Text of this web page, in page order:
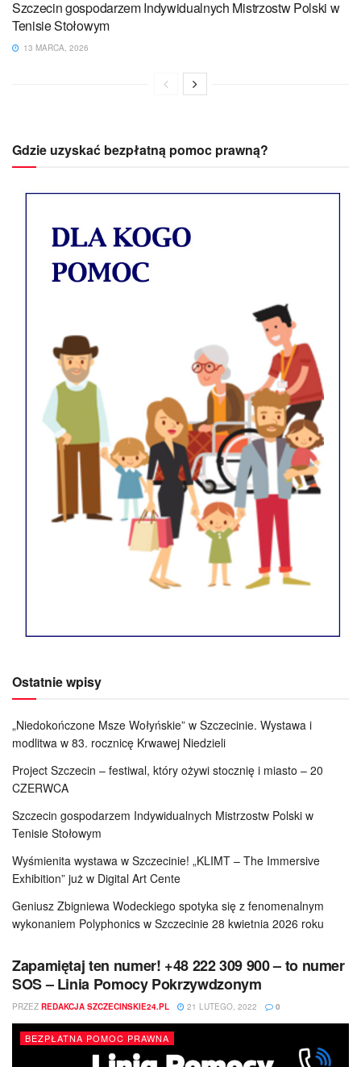
Szczecin gospodarzem Indywidualnych Mistrzostw Polski w
Tenisie Stołowym
13 MARCA, 2026
Gdzie uzyskać bezpłatną pomoc prawną?
Ostatnie wpisy
„Niedokończone Msze Wołyńskie” w Szczecinie. Wystawa i
modlitwa w 83. rocznicę Krwawej Niedzieli
Project Szczecin – festiwal, który ożywi stocznię i miasto – 20
CZERWCA
Szczecin gospodarzem Indywidualnych Mistrzostw Polski w
Tenisie Stołowym
Wyśmienita wystawa w Szczecinie! „KLIMT – The Immersive
Exhibition” już w Digital Art Cente
Geniusz Zbigniewa Wodeckiego spotyka się z fenomenalnym
wykonaniem Polyphonics w Szczecinie 28 kwietnia 2026 roku
Zapamiętaj ten numer! +48 222 309 900 – to numer
SOS – Linia Pomocy Pokrzywdzonym
PRZEZ REDAKCJA SZCZECINSKIE24.PL 21 LUTEGO, 2022 0
BEZPŁATNA POMOC PRAWNA